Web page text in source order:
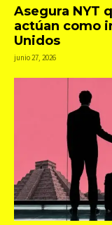
Asegura NYT
actúan como
Unidos
junio 27, 2026